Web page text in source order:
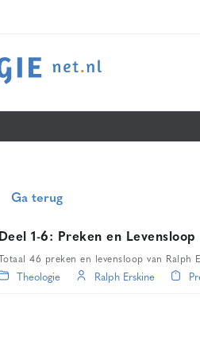
Ga terug
Deel 1-6: Preken en Levensloop
Totaal 46 preken en levensloop van Ralph
Theologie Ralph Erskine